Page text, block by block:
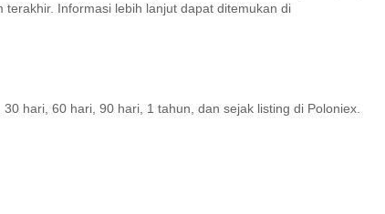
Informasi lebih lanjut dapat ditemukan di
hari, 60 hari, 90 hari, 1 tahun, dan sejak listing di Poloniex.